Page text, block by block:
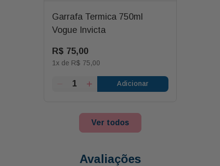
Garrafa Termica 750ml
Vogue Invicta
R$ 75,00
1x de R$ 75,00
Adicionar
Ver todos
Avaliações